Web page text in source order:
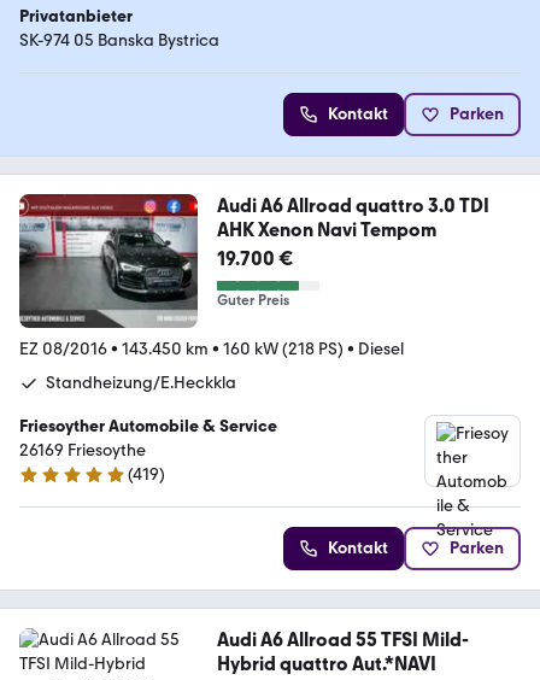
Privatanbieter
SK-974 05 Banska Bystrica
Kontakt Parken
Audi A6 Allroad quattro 3.0 TDI
AHK Xenon Navi Tempom
19.700 €
Guter Preis
EZ 08/2016• 143.450 km • 160 kW (218 PS) • Diesel
Standheizung/E.Heckkla
Friesoyther Automobile & Service
26169 Friesoythe
4.8 Sterne
(419)
Kontakt Parken
Audi A6 Allroad 55 TFSI Mild-
Hybrid quattro Aut.*NAVI